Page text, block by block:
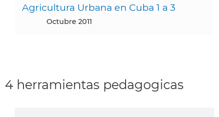
Agricultura Urbana en Cuba 1 a 3
octubre 2011
4 herramientas pedagogicas